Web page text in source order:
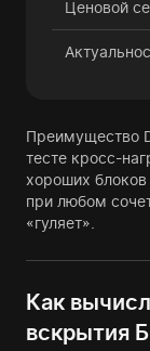
Ценовой
Преимущество
тесте кросс-
хороших
при любом
«гуляет».
Как
вскрытия